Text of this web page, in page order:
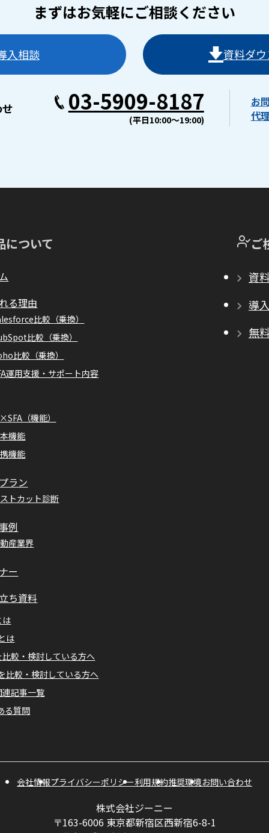
まずはお気軽にご相談ください
入相談 資料ダ
03-5909-8187
(平日10:00〜19:00)
お
代
について
る理由
比較（乗換）
比較（乗換）
比較（乗換）
運用支援・サポート内容
（機能）
機能
機能
ラン
トカット診断
例
産業界
ー
ち資料
は
は
比較・検討している方へ
比較・検討している方へ
連記事一覧
る質問
ご
資
導
無
会社情報プライバシーポリシー利用規約推奨環境お問い合わせ
株式会社ジーニー
〒163-6006 東京都新宿区西新宿6-8-1